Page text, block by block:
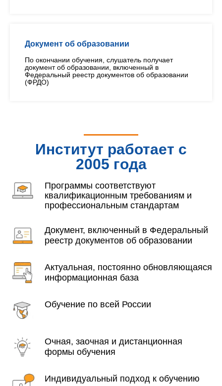
Документ об образовании
По окончании обучения, слушатель получает
документ об образовании, включенный в
Федеральный реестр документов об образовании
(ФРДО)
Институт работает с
2005 года
Программы соответствуют
квалификационным требованиям и
профессиональным стандартам
Документ, включенный в Федеральный
реестр документов об образовании
Актуальная, постоянно обновляющаяся
информационная база
Обучение по всей России
Очная, заочная и дистанционная
формы обучения
Индивидуальный подход к обучению